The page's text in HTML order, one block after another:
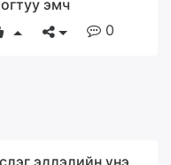
эмч
0
эдлэлийн үнэ